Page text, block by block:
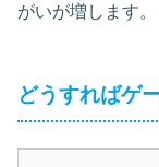
がいが増します。
どうすればゲ